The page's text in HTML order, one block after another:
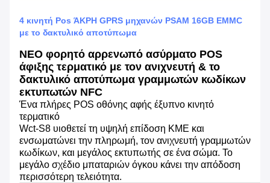
4 κινητή Pos ΆΚΡΗ GPRS μηχανών PSAM 16GB EMMC
με το δακτυλικό αποτύπωμα
ΝΕΟ φορητό αρρενωπό ασύρματο POS
άφιξης τερματικό με τον ανιχνευτή & το
δακτυλικό αποτύπωμα γραμμωτών κωδίκων
εκτυπωτών NFC
Ένα πλήρες POS οθόνης αφής έξυπνο κινητό
τερματικό
Wct-S8 υιοθετεί τη υψηλή επίδοση ΚΜΕ και
ενσωματώνει την πληρωμή, τον ανιχνευτή γραμμωτών
κωδίκων, και μεγάλος εκτυπωτής σε ένα σώμα. Το
μεγάλο σχέδιο μπαταριών όγκου κάνει την απόδοση
περισσότερη τελειότητα.